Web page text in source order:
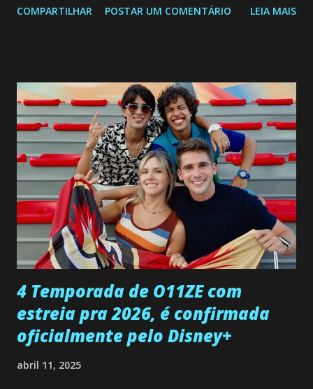
a Programação Semanal do SBT de 08/06/26 a 14/06/26
confessa a Gabriel que ele demonstrou ser o tipo de
pessoa que ela tanto desejou durante toda a vida. Camila
entra no quarto de Gabriel e imagina como seria o
encontro deles, quando conseguir seduzi-lo. Manuel avisa a
Paula sobre a suposta infidelidade de Gabriel com Joana.
Rogerio consegue se livrar de todas as suspeitas pelo
desaparecimento de Francisco, apontando que ele poderia
ter sido vítima da fúria de Gabriel. Artur informa a Gabriel
que a clínica inseminou por engano outra paciente, que está
...
COMPARTILHAR POSTAR UM COMENTÁRIO LEIA MAIS
4 Temporada de O11ZE com
estreia pra 2026, é confirmada
oficialmente pelo Disney+
abril 11, 2025